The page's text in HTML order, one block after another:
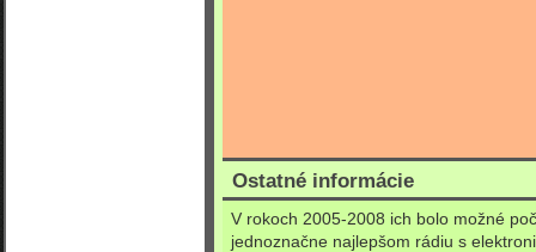
Ostatné informácie
V rokoch 2005-2008 ich bolo možné
jednoznačne najlepšom rádiu s